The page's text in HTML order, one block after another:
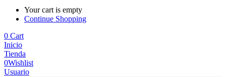
Your cart is empty
Continue Shopping
0 Cart
Inicio
Tienda
0Wishlist
Usuario